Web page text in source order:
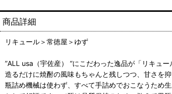
商品詳細
リキュール＞常徳屋＞ゆず
”ALL usa（宇佐産） “にこだわった逸品が「リキュ
造るだけに焼酎の風味もちゃんと残しつつ、甘さを
瓶詰め機械は使わず、すべて手詰めでおこなうため